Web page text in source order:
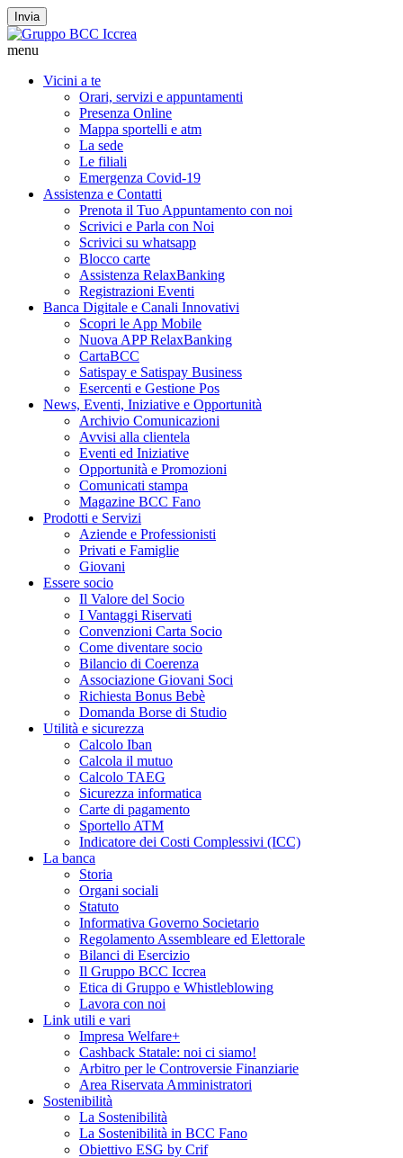
Invia
menu
Vicini a te
Orari, servizi e appuntamenti
Presenza Online
Mappa sportelli e atm
La sede
Le filiali
Emergenza Covid-19
Assistenza e Contatti
Prenota il Tuo Appuntamento con noi
Scrivici e Parla con Noi
Scrivici su whatsapp
Blocco carte
Assistenza RelaxBanking
Registrazioni Eventi
Banca Digitale e Canali Innovativi
Scopri le App Mobile
Nuova APP RelaxBanking
CartaBCC
Satispay e Satispay Business
Esercenti e Gestione Pos
News, Eventi, Iniziative e Opportunità
Archivio Comunicazioni
Avvisi alla clientela
Eventi ed Iniziative
Opportunità e Promozioni
Comunicati stampa
Magazine BCC Fano
Prodotti e Servizi
Aziende e Professionisti
Privati e Famiglie
Giovani
Essere socio
Il Valore del Socio
I Vantaggi Riservati
Convenzioni Carta Socio
Come diventare socio
Bilancio di Coerenza
Associazione Giovani Soci
Richiesta Bonus Bebè
Domanda Borse di Studio
Utilità e sicurezza
Calcolo Iban
Calcola il mutuo
Calcolo TAEG
Sicurezza informatica
Carte di pagamento
Sportello ATM
Indicatore dei Costi Complessivi (ICC)
La banca
Storia
Organi sociali
Statuto
Informativa Governo Societario
Regolamento Assembleare ed Elettorale
Bilanci di Esercizio
Il Gruppo BCC Iccrea
Etica di Gruppo e Whistleblowing
Lavora con noi
Link utili e vari
Impresa Welfare+
Cashback Statale: noi ci siamo!
Arbitro per le Controversie Finanziarie
Area Riservata Amministratori
Sostenibilità
La Sostenibilità
La Sostenibilità in BCC Fano
Obiettivo ESG by Crif